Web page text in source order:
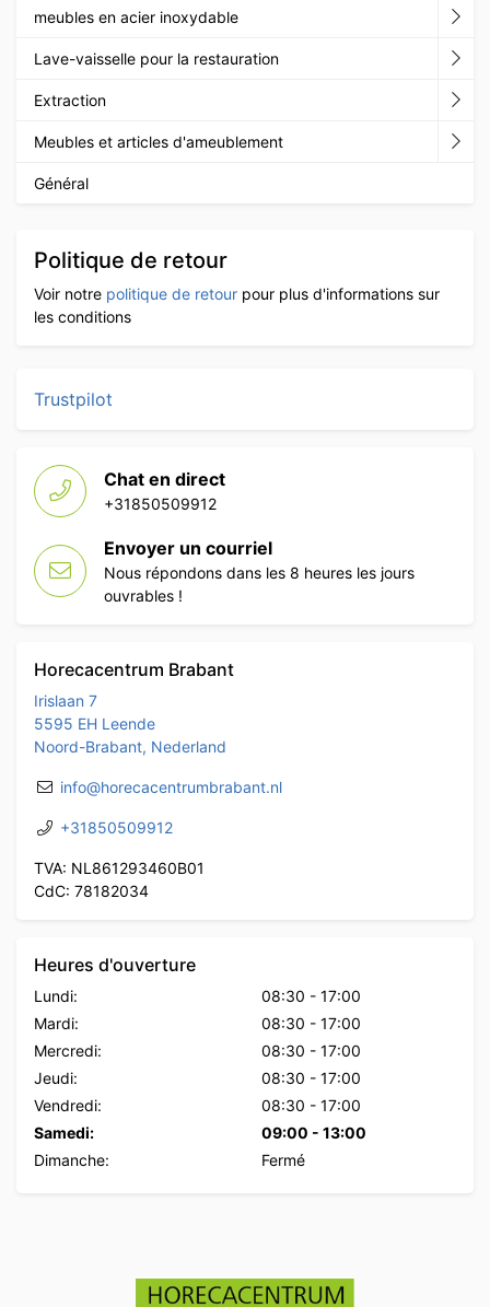
meubles en acier inoxydable
Lave-vaisselle pour la restauration
Extraction
Meubles et articles d'ameublement
Général
Politique de retour
Voir notre politique de retour pour plus d'informations sur
les conditions
Trustpilot
Chat en direct
+31850509912
Envoyer un courriel
Nous répondons dans les 8 heures les jours
ouvrables !
Horecacentrum Brabant
Irislaan 7
5595 EH Leende
Noord-Brabant, Nederland
info@horecacentrumbrabant.nl
+31850509912
TVA: NL861293460B01
CdC: 78182034
Heures d'ouverture
Lundi: 08:30 - 17:00
Mardi:
08:30 - 17:00
Mercredi:
08:30 - 17:00
Jeudi:
08:30 - 17:00
Vendredi:
08:30 - 17:00
Samedi:
09:00 - 13:00
Dimanche:
Fermé